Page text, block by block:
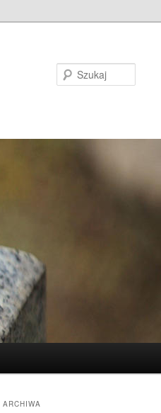
ARCHIWA